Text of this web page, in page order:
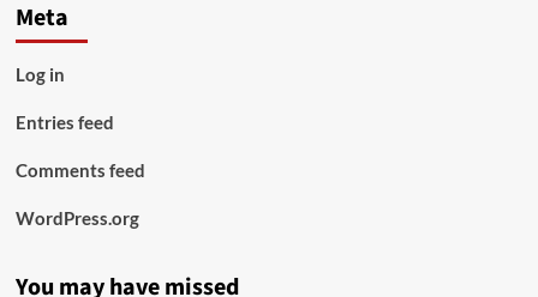
Meta
Log in
Entries feed
Comments feed
WordPress.org
You may have missed